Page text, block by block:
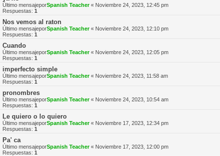
Último mensajeporSpanish Teacher« Noviembre 24, 2023, 12:45 pm
Respuestas: 1
Nos vemos al raton
Último mensajeporSpanish Teacher« Noviembre 24, 2023, 12:10 pm
Respuestas: 1
Cuando
Último mensajeporSpanish Teacher« Noviembre 24, 2023, 12:05 pm
Respuestas: 1
imperfecto simple
Último mensajeporSpanish Teacher« Noviembre 24, 2023, 11:58 am
Respuestas: 1
pronombres
Último mensajeporSpanish Teacher« Noviembre 24, 2023, 10:54 am
Respuestas: 1
Le quiero o lo quiero
Último mensajeporSpanish Teacher« Noviembre 17, 2023, 12:34 pm
Respuestas: 1
Pa' ca
Último mensajeporSpanish Teacher« Noviembre 17, 2023, 12:00 pm
Respuestas: 1